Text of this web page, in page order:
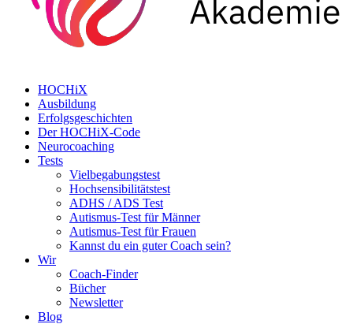
HOCHiX
Ausbildung
Erfolgsgeschichten
Der HOCHiX-Code
Neurocoaching
Tests
Vielbegabungstest
Hochsensibilitätstest
ADHS / ADS Test
Autismus-Test für Männer
Autismus-Test für Frauen
Kannst du ein guter Coach sein?
Wir
Coach-Finder
Bücher
Newsletter
Blog